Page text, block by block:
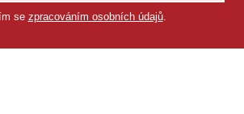
se zpracováním osobních údajů.